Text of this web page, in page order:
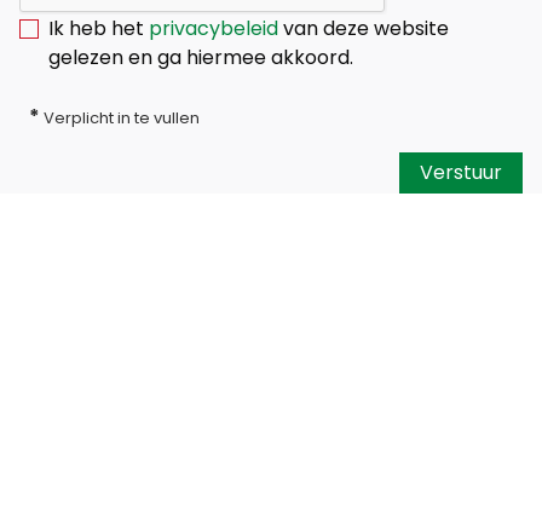
Ik heb het privacybeleidvan deze website
gelezen en ga hiermee akkoord.
* Verplicht in te vullen
Verstuur